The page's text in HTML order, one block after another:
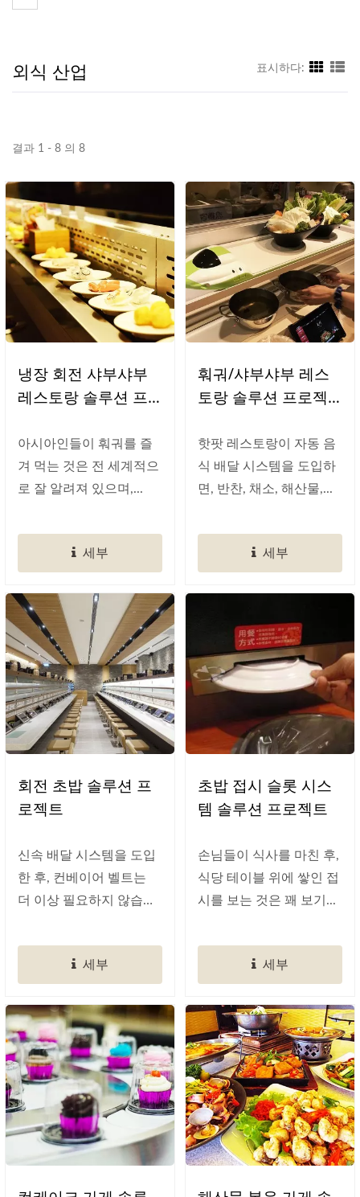
외식 산업 표시하다:
결과 1 - 8 의 8
냉장 회전 샤부샤부
레스토랑 솔루션 프
아시아인들이 훠궈를 즐
겨 먹는 것은 전 세계적으
로 잘 알려져 있으며,...
세부
훠궈/샤부샤부 레스
토랑 솔루션 프로젝
핫팟 레스토랑이 자동 음
식 배달 시스템을 도입하
면, 반찬, 채소, 해산물,...
세부
회전 초밥 솔루션 프
로젝트
신속 배달 시스템을 도입
한 후, 컨베이어 벨트는
더 이상 필요하지 않습니
세부
초밥 접시 슬롯 시스
템 솔루션 프로젝트
손님들이 식사를 마친 후,
식당 테이블 위에 쌓인 접
시를 보는 것은 꽤 보기...
세부